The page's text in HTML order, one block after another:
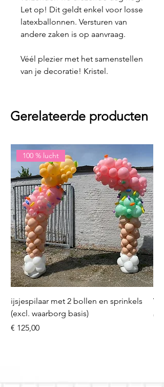
Let op! Dit geldt enkel voor losse
latexballonnen. Versturen van
andere zaken is op aanvraag.
Véél plezier met het samenstellen
van je decoratie! Kristel.
Gerelateerde producten
100 % lucht
ijsjespilaar met 2 bollen en sprinkels
(excl. waarborg basis)
Prijs
€ 125,00
Prijs
€